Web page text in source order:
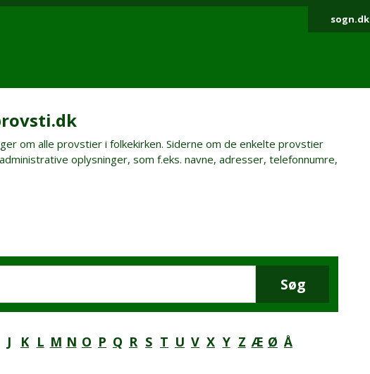
sogn.dk
om alle provstier i folkekirken. Siderne om de enkelte provstier
oplysninger, som f.eks. navne, adresser, telefonnumre,
J K L M N O P Q R S T U V X Y Z Æ Ø Å